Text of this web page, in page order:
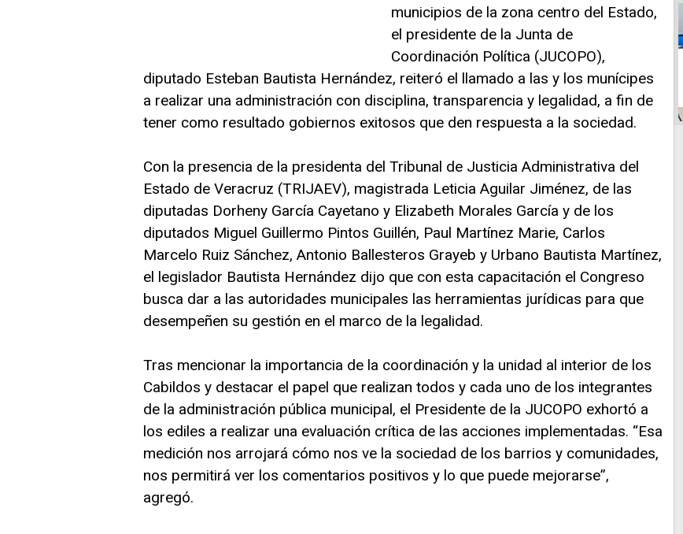
municipios de la zona centro del Estado,
el presidente de la Junta de
Coordinación Política (JUCOPO),
diputado Esteban Bautista Hernández, reiteró el llamado a las y los munícipes
a realizar una administración con disciplina, transparencia y legalidad, a fin de
tener como resultado gobiernos exitosos que den respuesta a la sociedad.
Con la presencia de la presidenta del Tribunal de Justicia Administrativa del
Estado de Veracruz (TRIJAEV), magistrada Leticia Aguilar Jiménez, de las
diputadas Dorheny García Cayetano y Elizabeth Morales García y de los
diputados Miguel Guillermo Pintos Guillén, Paul Martínez Marie, Carlos
Marcelo Ruiz Sánchez, Antonio Ballesteros Grayeb y Urbano Bautista Martínez,
el legislador Bautista Hernández dijo que con esta capacitación el Congreso
busca dar a las autoridades municipales las herramientas jurídicas para que
desempeñen su gestión en el marco de la legalidad.
Tras mencionar la importancia de la coordinación y la unidad al interior de los
Cabildos y destacar el papel que realizan todos y cada uno de los integrantes
de la administración pública municipal, el Presidente de la JUCOPO exhortó a
los ediles a realizar una evaluación crítica de las acciones implementadas. “Esa
medición nos arrojará cómo nos ve la sociedad de los barrios y comunidades,
nos permitirá ver los comentarios positivos y lo que puede mejorarse”,
agregó.